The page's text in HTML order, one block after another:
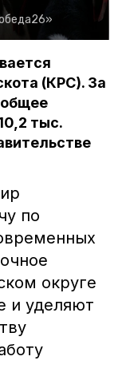
(КРС). За
общее
тыс.
по
округе
и уделяют